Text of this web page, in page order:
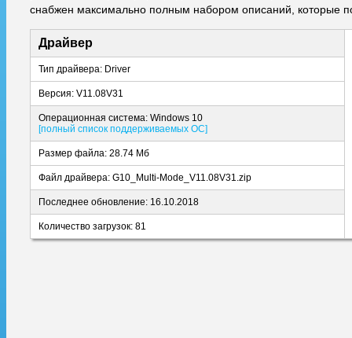
снабжен максимально полным набором описаний, которые
Драйвер
Тип драйвера: Driver
Версия: V11.08V31
Операционная система: Windows 10
[полный список поддерживаемых ОС]
Размер файла: 28.74 Мб
Файл драйвера: G10_Multi-Mode_V11.08V31.zip
Последнее обновление: 16.10.2018
Количество загрузок: 81